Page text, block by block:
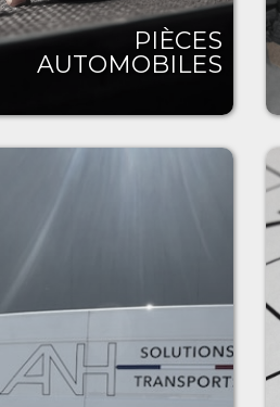
PIÈCES
AUTOMOBILES